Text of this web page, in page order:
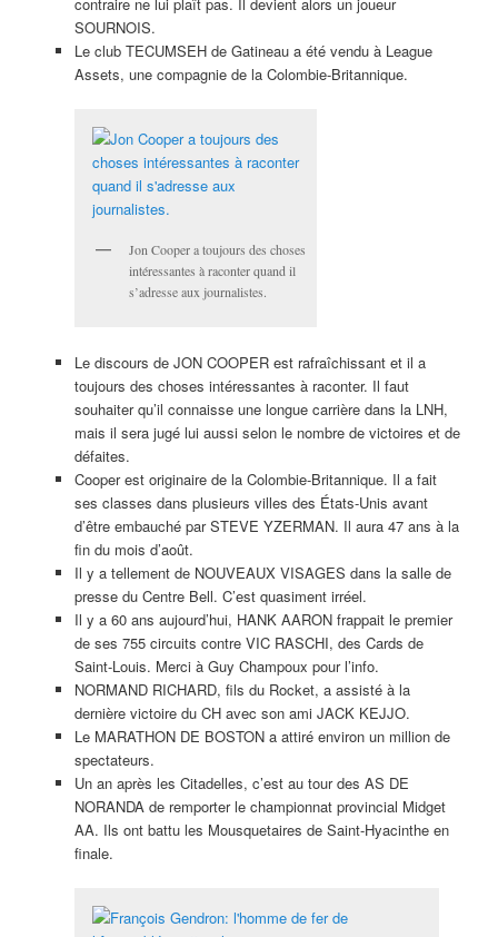
contraire ne lui plaît pas. Il devient alors un joueur
SOURNOIS.
Le club TECUMSEH de Gatineau a été vendu à League
Assets, une compagnie de la Colombie-Britannique.
Jon Cooper a toujours des choses
intéressantes à raconter quand il
s’adresse aux journalistes.
Le discours de JON COOPER est rafraîchissant et il a
toujours des choses intéressantes à raconter. Il faut
souhaiter qu’il connaisse une longue carrière dans la LNH,
mais il sera jugé lui aussi selon le nombre de victoires et de
défaites.
Cooper est originaire de la Colombie-Britannique. Il a fait
ses classes dans plusieurs villes des États-Unis avant
d’être embauché par STEVE YZERMAN. Il aura 47 ans à la
fin du mois d’août.
Il y a tellement de NOUVEAUX VISAGES dans la salle de
presse du Centre Bell. C’est quasiment irréel.
Il y a 60 ans aujourd’hui, HANK AARON frappait le premier
de ses 755 circuits contre VIC RASCHI, des Cards de
Saint-Louis. Merci à Guy Champoux pour l’info.
NORMAND RICHARD, fils du Rocket, a assisté à la
dernière victoire du CH avec son ami JACK KEJJO.
Le MARATHON DE BOSTON a attiré environ un million de
spectateurs.
Un an après les Citadelles, c’est au tour des AS DE
NORANDA de remporter le championnat provincial Midget
AA. Ils ont battu les Mousquetaires de Saint-Hyacinthe en
finale.